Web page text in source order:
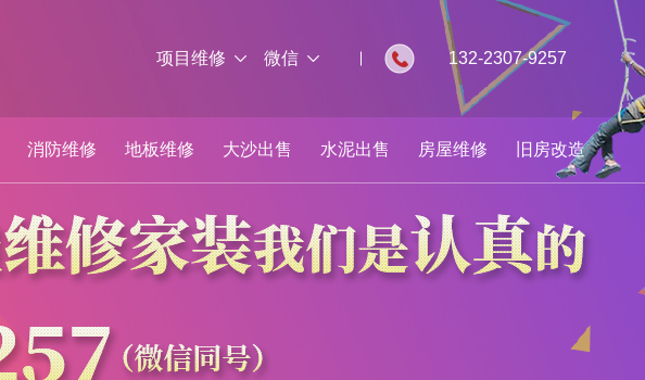
项目维修 微信 132-2307-9257
消防维修 地板维修 大沙出售 水泥出售 房屋维修 旧房改造